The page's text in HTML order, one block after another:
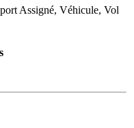
Assigné, Véhicule, Vol